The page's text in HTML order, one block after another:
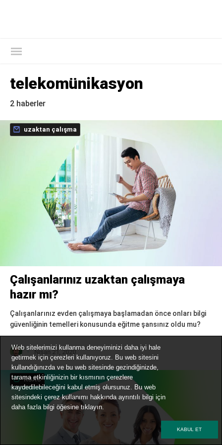
telekomünikasyon
2 haberler
uzaktan çalışma
Çalışanlarınız uzaktan çalışmaya
hazır mı?
Çalışanlarınız evden çalışmaya başlamadan önce onları bilgi
güvenliğinin temelleri konusunda eğitme şansınız oldu mu?
Nisan 21, 2020
RSAC
Web sitelerimizi kullanma deneyiminizi daha iyi hale
getirmek için çerezleri kullanıyoruz. Bu web sitesini
kullandığınızda ve bu web sitesinde gezindiğinizde,
tarama etkinliğinizin bir kısmının çerezlere
kaydedilebileceğini kabul etmiş olursunuz. Bu web
sitesindeki çerez kullanımı hakkında ayrıntılı bilgi için
daha fazla bilgi öğesine tıklayın.
KABUL ET